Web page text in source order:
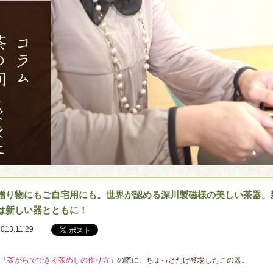
り物にもご自宅用にも。世界が認める深川製磁様の美しい茶器。
新しい器とともに！
茶がらでできる茶めしの作り方 」の際に、ちょっとだけ登場したこの器。